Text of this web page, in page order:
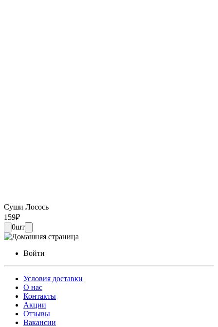
Суши Лосось
159₽
0шт
Войти
Условия доставки
О нас
Контакты
Акции
Отзывы
Вакансии